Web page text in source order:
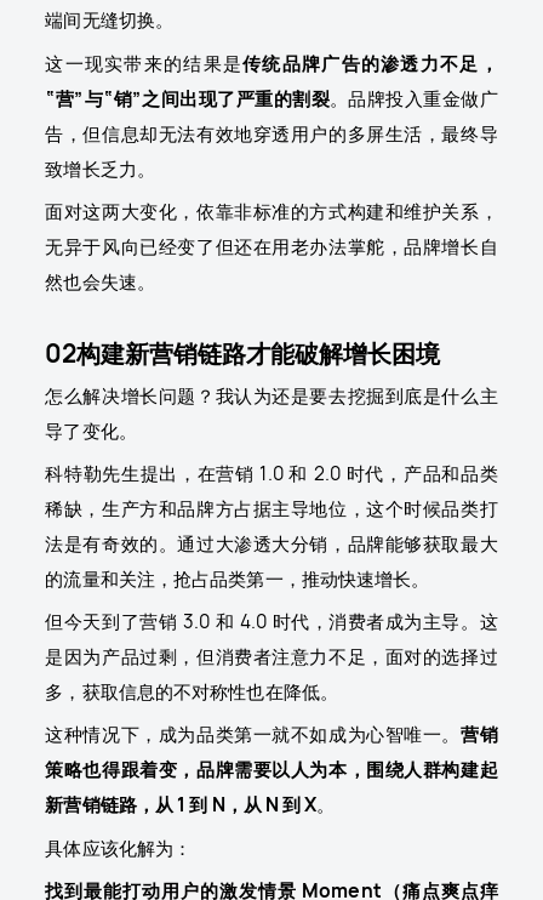
端间无缝切换。
这一现实带来的结果是传统品牌广告的渗透力不足，
“营”与“销”之间出现了严重的割裂。品牌投入重金做广
告，但信息却无法有效地穿透用户的多屏生活，最终导
致增长乏力。
面对这两大变化，依靠非标准的方式构建和维护关系，
无异于风向已经变了但还在用老办法掌舵，品牌增长自
然也会失速。
02构建新营销链路才能破解增长困境
怎么解决增长问题？我认为还是要去挖掘到底是什么主
导了变化。
科特勒先生提出，在营销 1.0 和 2.0 时代，产品和品类
稀缺，生产方和品牌方占据主导地位，这个时候品类打
法是有奇效的。通过大渗透大分销，品牌能够获取最大
的流量和关注，抢占品类第一，推动快速增长。
但今天到了营销 3.0 和 4.0 时代，消费者成为主导。这
是因为产品过剩，但消费者注意力不足，面对的选择过
多，获取信息的不对称性也在降低。
这种情况下，成为品类第一就不如成为心智唯一。 营销
策略也得跟着变，品牌需要以人为本，围绕人群构建起
新营销链路，从 1 到 N，从 N 到 X。
具体应该化解为：
找到最能打动用户的激发情景 Moment（痛点爽点痒